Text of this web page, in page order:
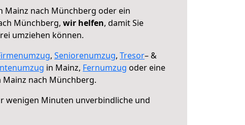
Mainz nach Münchberg oder ein
Münchberg, wir helfen, damit Sie
umziehen können.
, Seniorenumzug, Tresor– &
in Mainz, Fernumzug oder eine
Mainz nach Münchberg.
wenigen Minuten unverbindliche und